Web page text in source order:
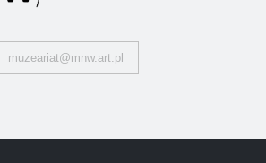
muzeariat@mnw.art.pl